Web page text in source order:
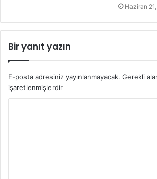
Haziran
Bir yanıt yazın
E-posta adresiniz yayınlanmayacak. Gerekli
işaretlenmişlerdir